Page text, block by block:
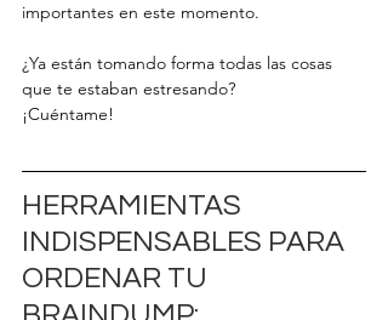
importantes en este momento.
¿Ya están tomando forma todas las cosas
que te estaban estresando?
¡Cuéntame!
HERRAMIENTAS
INDISPENSABLES PARA
ORDENAR TU